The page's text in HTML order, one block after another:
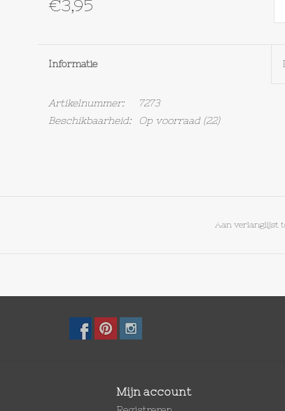
€3,95
Informatie
Artikelnummer:
7273
Beschikbaarheid:
Op voorraad(22)
Aan verlanglijst
Mijn account